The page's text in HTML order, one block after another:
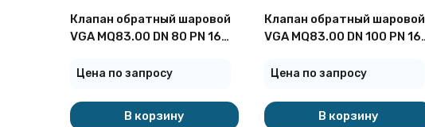
Клапан обратный шаровой
VGA MQ83.00 DN 80 PN 16
Цена по запросу
В корзину
Клапан обратный шаровой
VGA MQ83.00 DN 100 PN 16
Цена по запросу
В корзину